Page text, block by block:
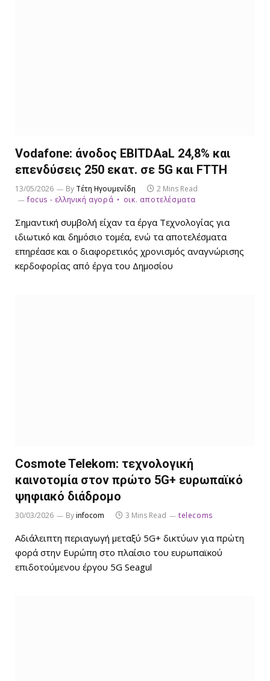
Vodafone: άνοδος EBITDAaL 24,8% και
επενδύσεις 250 εκατ. σε 5G και FTTH
13/05/2026 By Τέτη Ηγουμενίδη
2 Mins Read
focus - ελληνική αγορά
οικ. αποτελέσματα
Σημαντική συμβολή είχαν τα έργα Τεχνολογίας για
ιδιωτικό και δημόσιο τομέα, ενώ τα αποτελέσματα
επηρέασε και ο διαφορετικός χρονισμός αναγνώρισης
κερδοφορίας από έργα του Δημοσίου
Cosmote Telekom: τεχνολογική
καινοτομία στον πρώτο 5G+ ευρωπαϊκό
ψηφιακό διάδρομο
30/03/2026 Byinfocom 3 Mins Read telecoms
Αδιάλειπτη περιαγωγή μεταξύ 5G+ δικτύων για πρώτη
φορά στην Ευρώπη στο πλαίσιο του ευρωπαϊκού
επιδοτούμενου έργου 5G Seagul